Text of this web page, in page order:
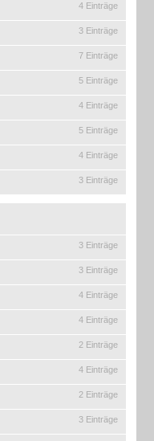
4 Einträge
3 Einträge
7 Einträge
5 Einträge
4 Einträge
5 Einträge
4 Einträge
3 Einträge
3 Einträge
3 Einträge
4 Einträge
4 Einträge
2 Einträge
4 Einträge
2 Einträge
3 Einträge